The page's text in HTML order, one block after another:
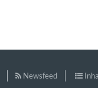
Newsfeed